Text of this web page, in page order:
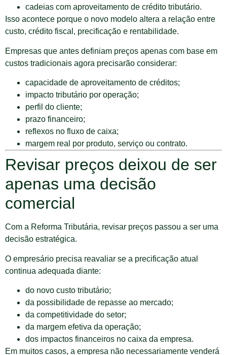
cadeias com aproveitamento de crédito tributário.
Isso acontece porque o novo modelo altera a relação entre
custo, crédito fiscal, precificação e rentabilidade.
Empresas que antes definiam preços apenas com base em
custos tradicionais agora precisarão considerar:
capacidade de aproveitamento de créditos;
impacto tributário por operação;
perfil do cliente;
prazo financeiro;
reflexos no fluxo de caixa;
margem real por produto, serviço ou contrato.
Revisar preços deixou de ser
apenas uma decisão
comercial
Com a Reforma Tributária, revisar preços passou a ser uma
decisão estratégica.
O empresário precisa reavaliar se a precificação atual
continua adequada diante:
do novo custo tributário;
da possibilidade de repasse ao mercado;
da competitividade do setor;
da margem efetiva da operação;
dos impactos financeiros no caixa da empresa.
Em muitos casos, a empresa não necessariamente venderá